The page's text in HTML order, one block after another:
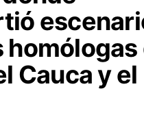
homólogas
Cauca y el